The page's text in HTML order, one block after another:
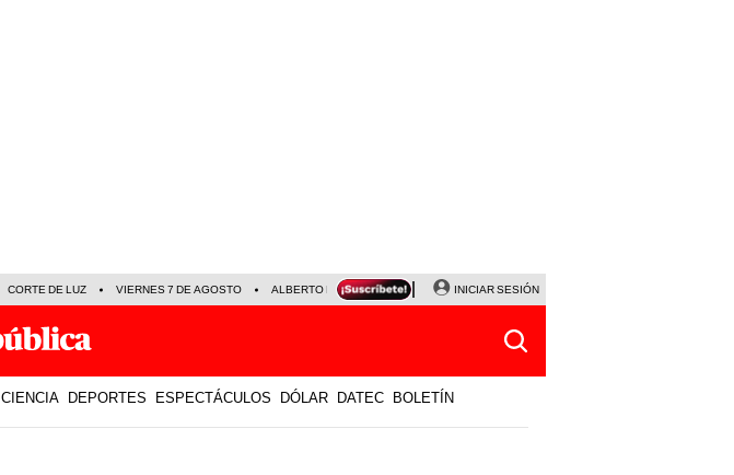
CORTE DE LUZ VIERNES 7 DE AGOSTO ALBERTO BENAVIDES NALDY SALDAÑA
INICIAR SESIÓN
CIENCIA DEPORTES ESPECTÁCULOS DÓLAR DATEC BOLETÍN